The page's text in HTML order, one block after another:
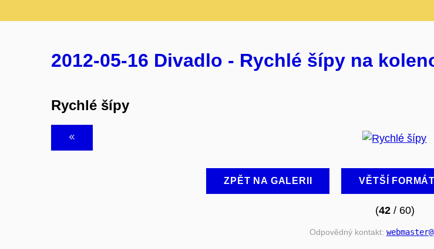
2012-05-16 Divadlo - Rychlé šípy na
Rychlé šípy
ZPĚT NA GALERII VĚTŠÍ FORMÁT
(42/ 60)
Odpovědný kontakt: webmaster